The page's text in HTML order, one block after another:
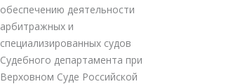
обеспечению деятельности
арбитражных и
специализированных судов
Судебного департамента при
Верховном Суде Российской